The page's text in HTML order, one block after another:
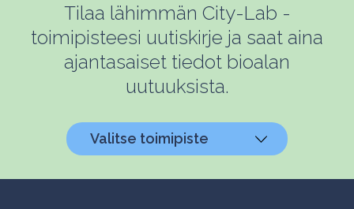
Tilaa lähimmän City-Lab -
toimipisteesi uutiskirje ja saat aina
ajantasaiset tiedot bioalan
uutuuksista.
Valitse toimipiste
Helsinki, Biokeskus 1